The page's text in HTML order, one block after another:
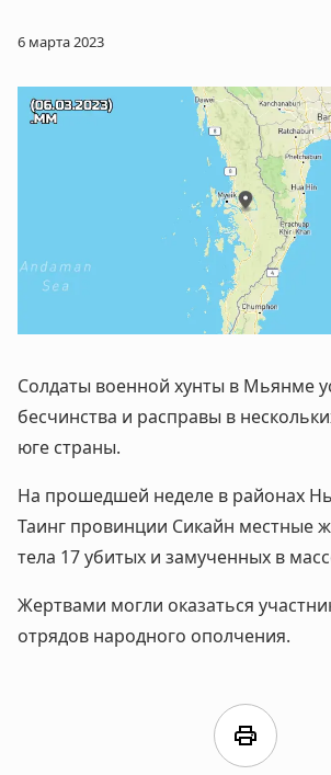
6 марта 2023
Солдаты военной хунты в Мьянме
бесчинства и расправы в
юге страны.
На прошедшей неделе в районах
Таинг провинции Сикайн местные
тела 17 убитых и замученных в
Жертвами могли оказаться
отрядов народного ополчения.
print